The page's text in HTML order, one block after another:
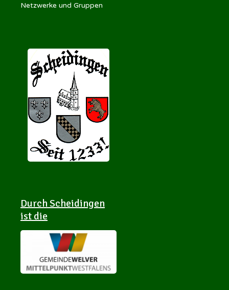
Netzwerke und Gruppen
Durch Scheidingen
ist die